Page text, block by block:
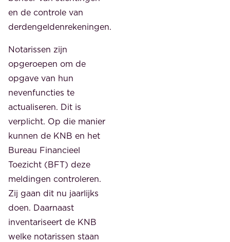
en de controle van
derdengeldenrekeningen.
Notarissen zijn
opgeroepen om de
opgave van hun
nevenfuncties te
actualiseren. Dit is
verplicht. Op die manier
kunnen de KNB en het
Bureau Financieel
Toezicht (BFT) deze
meldingen controleren.
Zij gaan dit nu jaarlijks
doen. Daarnaast
inventariseert de KNB
welke notarissen staan